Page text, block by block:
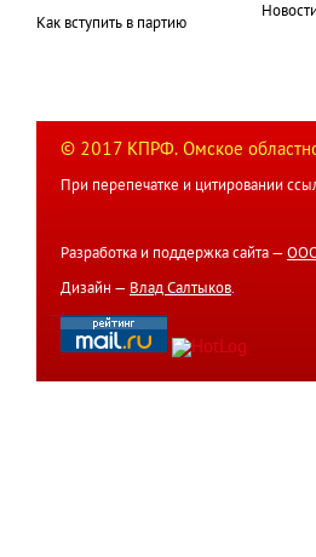
Как вступить в партию
© 2017 КПРФ. Омское
При перепечатке и цитировании
Разработка и поддержка сайта —
Дизайн — Влад Салтыков.